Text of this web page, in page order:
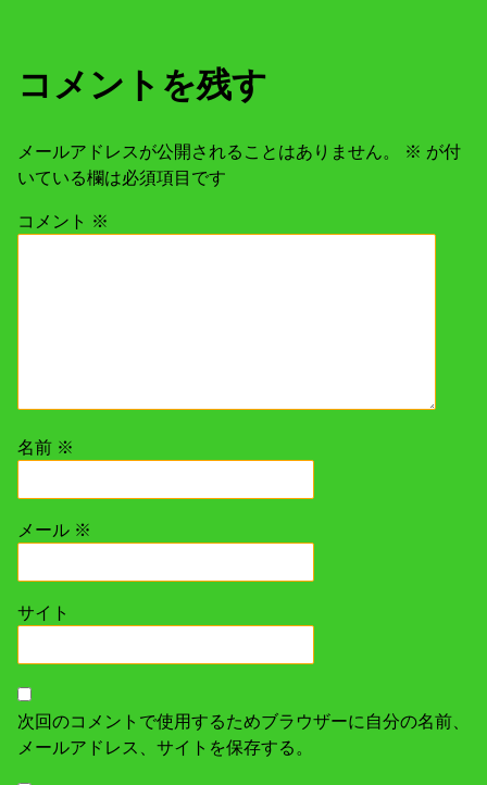
ゲ
シ
ョ
コメントを残す
メールアドレスが公開されることはありません。 ※ が付
いている欄は必須項目です
コメント ※
名前 ※
メール ※
サイト
次回のコメントで使用するためブラウザーに自分の名前、
メールアドレス、サイトを保存する。